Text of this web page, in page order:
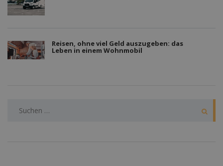
Reisen, ohne viel Geld auszugeben: das
Leben in einem Wohnmobil
SUCHEN